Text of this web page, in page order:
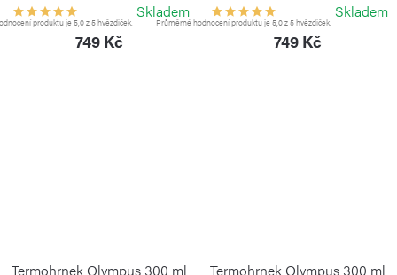
produktu je 5,0 z 5 hvězdiček.
Skladem
749 Kč
Průměrné hodnocení produktu je 5,0 z 5 hvězdiček.
Skladem
749 Kč
Termohrnek Olympus 300 ml Termohrnek Olympus 300 ml